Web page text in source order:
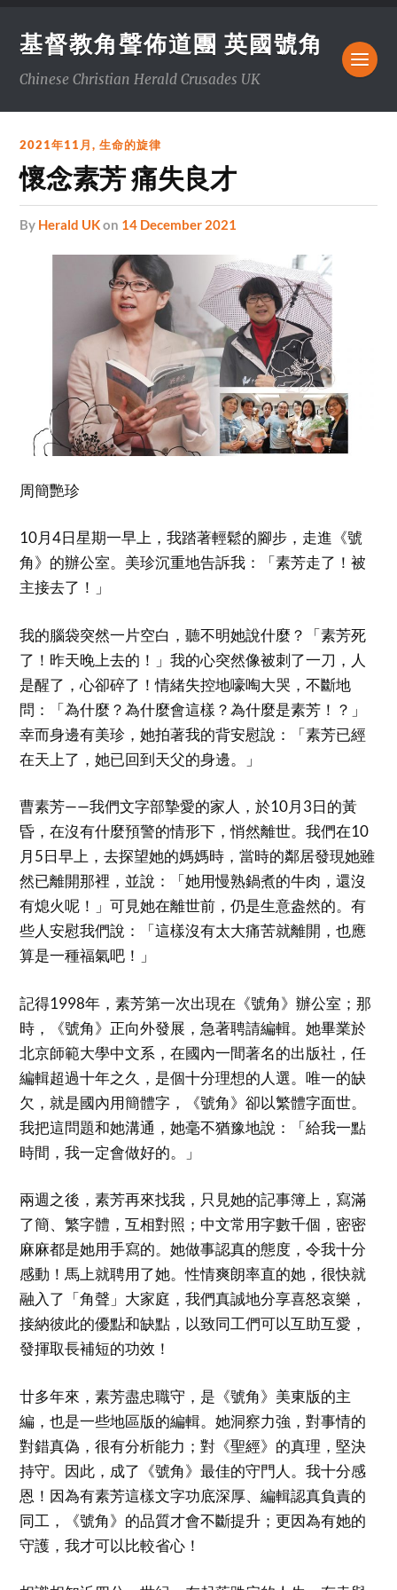
基督教角聲佈道團 英國號角
Chinese Christian Herald Crusades UK
2021年11月,生命的旋律
懷念素芳 痛失良才
by Herald UKon 14 December 2021
周簡艷珍
10月4日星期一早上，我踏著輕鬆的腳步，走進《號
角》的辦公室。美珍沉重地告訴我：「素芳走了！被
主接去了！」
我的腦袋突然一片空白，聽不明她說什麼？「素芳死
了！昨天晚上去的！」我的心突然像被刺了一刀，人
是醒了，心卻碎了！情緒失控地嚎啕大哭，不斷地
問：「為什麼？為什麼會這樣？為什麼是素芳！？」
幸而身邊有美珍，她拍著我的背安慰說：「素芳已經
在天上了，她已回到天父的身邊。」
曹素芳——我們文字部摯愛的家人，於10月3日的黃
昏，在沒有什麼預警的情形下，悄然離世。我們在10
月5日早上，去探望她的媽媽時，當時的鄰居發現她雖
然已離開那裡，並說：「她用慢熟鍋煮的牛肉，還沒
有熄火呢！」可見她在離世前，仍是生意盎然的。有
些人安慰我們說：「這樣沒有太大痛苦就離開，也應
算是一種福氣吧！」
記得1998年，素芳第一次出現在《號角》辦公室；那
時，《號角》正向外發展，急著聘請編輯。她畢業於
北京師範大學中文系，在國內一間著名的出版社，任
編輯超過十年之久，是個十分理想的人選。唯一的缺
欠，就是國內用簡體字，《號角》卻以繁體字面世。
我把這問題和她溝通，她毫不猶豫地說：「給我一點
時間，我一定會做好的。」
兩週之後，素芳再來找我，只見她的記事簿上，寫滿
了簡、繁字體，互相對照；中文常用字數千個，密密
麻麻都是她用手寫的。她做事認真的態度，令我十分
感動！馬上就聘用了她。性情爽朗率直的她，很快就
融入了「角聲」大家庭，我們真誠地分享喜怒哀樂，
接納彼此的優點和缺點，以致同工們可以互助互愛，
發揮取長補短的功效！
廿多年來，素芳盡忠職守，是《號角》美東版的主
編，也是一些地區版的編輯。她洞察力強，對事情的
對錯真偽，很有分析能力；對《聖經》的真理，堅決
持守。因此，成了《號角》最佳的守門人。我十分感
恩！因為有素芳這樣文字功底深厚、編輯認真負責的
同工，《號角》的品質才會不斷提升；更因為有她的
守護，我才可以比較省心！